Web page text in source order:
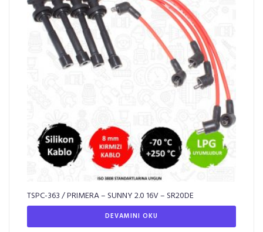
TSPC-363 / PRIMERA – SUNNY 2.0 16V – SR20DE
DEVAMINI OKU